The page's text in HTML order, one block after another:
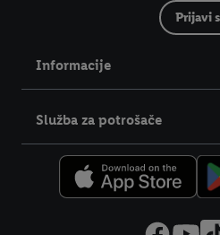
Prijavi
Informacije
Služba za potrošače